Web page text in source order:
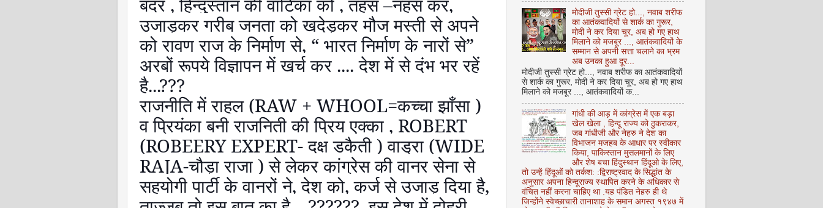
बंदर ,हिन्दुस्तान की वाटिका को ,तहस–नहस कर,
उजाड़कर गरीब जनता को खदेड़कर मौज मस्ती से अपने
को रावण राज के निर्माण से, “ भारत निर्माण के नारों से”
अरबों रूपये विज्ञापन में खर्च कर .... देश में से दंभ भर रहें
है...???
राजनीति में राहुल (RAW + WHOOL=कच्चा झाँसा )
व प्रियंका बनी राजनिती की प्रिय एक्का , ROBERT
(ROBEERY EXPERT-दक्ष डकैती ) वाड्रा (WIDE
RAJA-चौड़ा राजा ) से लेकर कांग्रेस की वानर सेना से
सहयोगी पार्टी के वानरों ने,देश को,कर्ज से उजाड़ दिया है,
मोदीजी तुस्सी ग्रेट हो..., नवाब शरीफ
का आतंकवादियों से शार्क का गुरूर,
मोदी ने कर दिया चूर, अब हो गए हाथ
मिलाने को मजबूर ..., आतंकवादियों के
सम्मान से अपनी सत्ता चलाने का भ्रम
अब उनका हुआ दूर...
मोदीजी तुस्सी ग्रेट हो..., नवाब शरीफ का आतंकवादियों
से शार्क का गुरूर, मोदी ने कर दिया चूर, अब हो गए हाथ
मिलाने को मजबूर ..., आतंकवादियों क...
गांधी की आड़ में कांग्रेस में एक बड़ा
खेल खेला , हिन्दू राज्य को ठुकराकर,
जब गांधीजी और नेहरु ने देश का
विभाजन मजहब के आधार पर स्वीकार
किया, पाकिस्तान मुसलमानों के लिए
और शेष बचा हिंदुस्थान हिंदूओ के लिए,
तो उन्हें हिंदूओं को तर्कश: :द्विराष्ट्रवाद के सिद्धांत के
अनुसार अपना हिन्दूराज्य स्थापित करने के अधिकार से
वंचित नहीं करना चाहिए था .यह पंडित नेहरु ही थे
जिन्होंने स्वेच्छाचारी तानाशाह के समान अगस्त १९४७ में